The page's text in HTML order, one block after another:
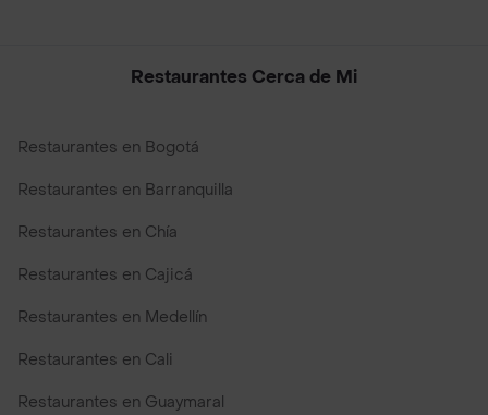
Restaurantes Cerca de Mi
Restaurantes en Bogotá
Restaurantes en Barranquilla
Restaurantes en Chía
Restaurantes en Cajicá
Restaurantes en Medellín
Restaurantes en Cali
Restaurantes en Guaymaral